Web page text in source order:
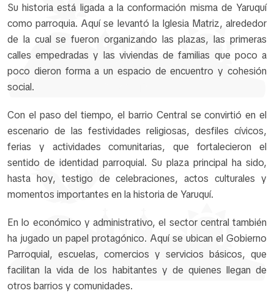
Su historia está ligada a la conformación misma de Yaruquí
como parroquia. Aquí se levantó la Iglesia Matriz, alrededor
de la cual se fueron organizando las plazas, las primeras
calles empedradas y las viviendas de familias que poco a
poco dieron forma a un espacio de encuentro y cohesión
social.
Con el paso del tiempo, el barrio Central se convirtió en el
escenario de las festividades religiosas, desfiles cívicos,
ferias y actividades comunitarias, que fortalecieron el
sentido de identidad parroquial. Su plaza principal ha sido,
hasta hoy, testigo de celebraciones, actos culturales y
momentos importantes en la historia de Yaruquí.
En lo económico y administrativo, el sector central también
ha jugado un papel protagónico. Aquí se ubican el Gobierno
Parroquial, escuelas, comercios y servicios básicos, que
facilitan la vida de los habitantes y de quienes llegan de
otros barrios y comunidades.